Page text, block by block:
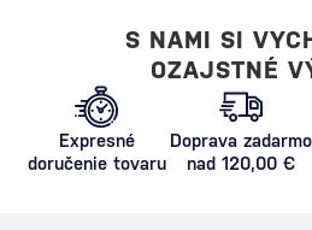
S NAMI SI
OZAJSTNÉ
Expresné
doručenie tovaru
Doprava zadarmo
nad 120,00 €